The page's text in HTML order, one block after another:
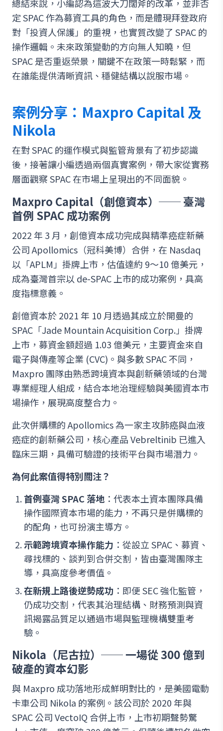
總結來說，小編認為這波大刀闊斧的改革，並非否
定 SPAC 作為募資工具的角色，而是體現拜登政府
對「投資人保護」的重視，也實質改變了 SPAC 的
操作邏輯。未來政策變動的方向無人知曉，但
SPAC 是否重返榮景，關鍵不在政策一時鬆緊，而
在誰能提供清晰資訊、穩健結構以說服市場。
案例分享：Maxpro Capital 及
Nikola
在對 SPAC 的運作模式與監管背景有了初步認識
後，接著讓小編透過兩個真實案例，帶大家從實務
層面觀察 SPAC 在市場上呈現出的不同面貌。
Maxpro Capital（創億資本）── 臺灣
首例 SPAC 成功案例
2022 年 3 月，創億資本成功完成與精準癌症新藥
公司 Apollomics（冠科美博）合併，在 Nasdaq
以「APLM」掛牌上市，估值達約 9～10 億美元，
成為臺灣首宗以 de-SPAC 上市的成功案例，具高
度指標意義。
創億資本於 2021 年 10 月透過其成立於開曼的
SPAC「Jade Mountain Acquisition Corp.」掛牌
上市，募資金額超過 1.03 億美元，主要資金來自
電子與傳產等企業 (CVC)。與多數 SPAC 不同，
Maxpro 團隊由熟悉跨境資本與創新藥領域的台灣
專業經理人組成，結合本地治理經驗與美國資本市
場操作，展現高度整合力。
此次併購標的 Apollomics 為一家主攻肺癌與血液
癌症的創新藥公司，核心產品 Vebreltinib 已進入
臨床三期，具備可驗證的技術平台與市場潛力。
為何此案值得特別關注？
首例臺灣 SPAC 落地 ：代表本土資本團隊具備
操作國際資本市場的能力，不再只是併購標的
的配角，也可扮演主導方。
示範跨境資本操作能力 ：從設立 SPAC、募資、
尋找標的、談判到合併交割，皆由臺灣團隊主
導，具高度參考價值。
在新規上路後逆勢成功 ：即便 SEC 強化監管，
仍成功交割，代表其治理結構、財務預測與資
訊揭露品質足以通過市場與監理機構雙重考
驗。
Nikola（尼古拉）── 一場從 300 億到
破產的資本幻影
與 Maxpro 成功落地形成鮮明對比的，是美國電動
卡車公司 Nikola 的案例。該公司於 2020 年與
SPAC 公司 VectoIQ 合併上市，上市初期聲勢驚